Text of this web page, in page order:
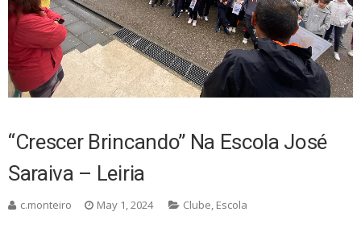
“Crescer Brincando” Na Escola José
Saraiva – Leiria
c.monteiro May 1, 2024 Clube, Escola